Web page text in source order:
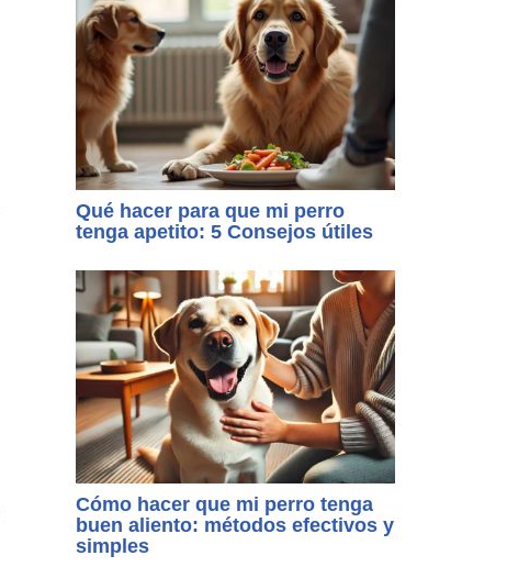
Qué hacer para que mi perro
tenga apetito: 5 Consejos útiles
Cómo hacer que mi perro tenga
buen aliento: métodos efectivos y
simples